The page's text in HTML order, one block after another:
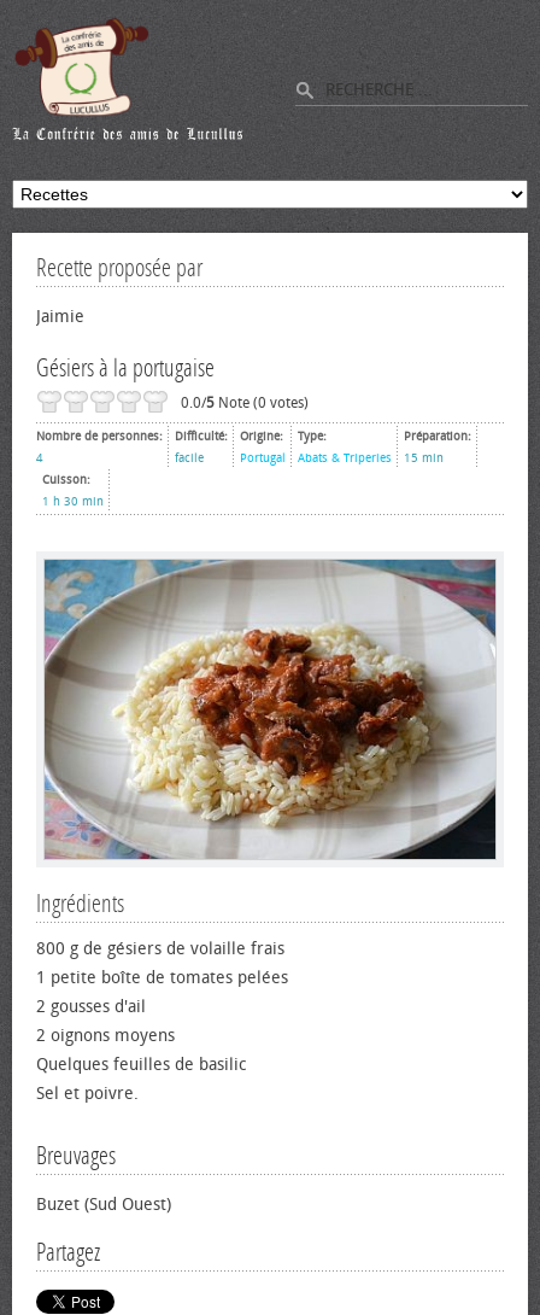
Recette proposée par
Jaimie
Gésiers à la portugaise
0.0/5 Note (0 votes)
Nombre de personnes:
4
Difficulté:
facile
Origine:
Portugal
Type:
Abats & Triperies
Préparation:
15 min
Cuisson:
1 h 30 min
Ingrédients
800 g de gésiers de volaille frais
1 petite boîte de tomates pelées
2 gousses d'ail
2 oignons moyens
Quelques feuilles de basilic
Sel et poivre.
Breuvages
Buzet (Sud Ouest)
Partagez